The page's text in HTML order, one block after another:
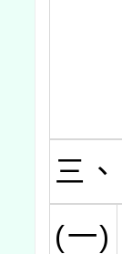
三、
(一)